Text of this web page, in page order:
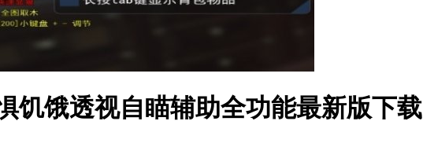
饥饿透视自瞄辅助全功能最新版下载